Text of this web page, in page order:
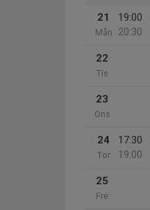
21
Mån
19:00
20:30
22
Tis
23
Ons
24
Tor
17:30
19:00
25
Fre